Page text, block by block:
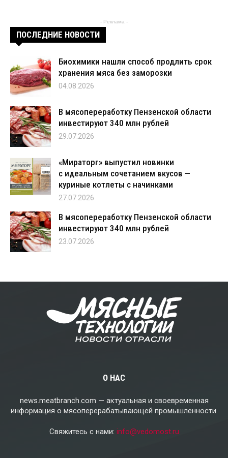
- Реклама -
ПОСЛЕДНИЕ НОВОСТИ
Биохимики нашли способ продлить срок
хранения мяса без заморозки
04.08.2026
В мясопереработку Пензенской области
инвестируют 340 млн рублей
29.07.2026
«Мираторг» выпустил новинки
с идеальным сочетанием вкусов —
куриные котлеты с начинками
27.07.2026
В мясопереработку Пензенской области
инвестируют 340 млн рублей
23.07.2026
О НАС
news.meatbranch.com — актуальная и своевременная
информация о мясоперерабатывающей промышленности.
Свяжитесь с нами: info@vedomost.ru